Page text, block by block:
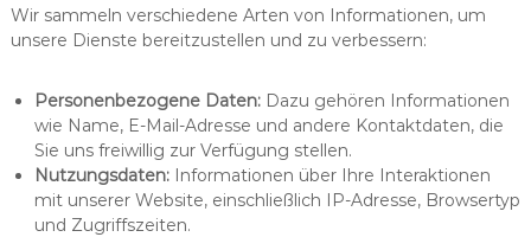
Wir sammeln verschiedene Arten von Informationen, um
unsere Dienste bereitzustellen und zu verbessern:
Personenbezogene Daten:Dazu gehören Informationen
wie Name, E-Mail-Adresse und andere Kontaktdaten, die
Sie uns freiwillig zur Verfügung stellen.
Nutzungsdaten:Informationen über Ihre Interaktionen
mit unserer Website, einschließlich IP-Adresse, Browsertyp
und Zugriffszeiten.